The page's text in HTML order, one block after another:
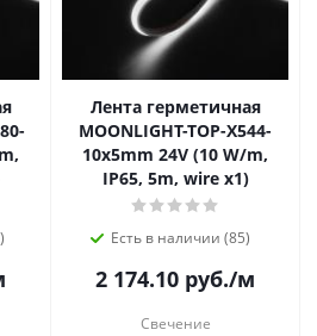
Лента герметичная
MOONLIGHT-TOP-X544-
10x5mm 24V (10 W/m,
IP65, 5m, wire x1)
Есть в наличии (85)
2 174.10 руб./м
Свечение